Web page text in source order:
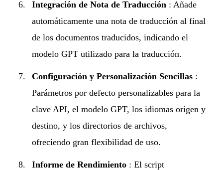
Integración de Nota de Traducción : Añade
automáticamente una nota de traducción al final
de los documentos traducidos, indicando el
modelo GPT utilizado para la traducción.
Configuración y Personalización Sencillas :
Parámetros por defecto personalizables para la
clave API, el modelo GPT, los idiomas origen y
destino, y los directorios de archivos,
ofreciendo gran flexibilidad de uso.
Informe de Rendimiento : El script